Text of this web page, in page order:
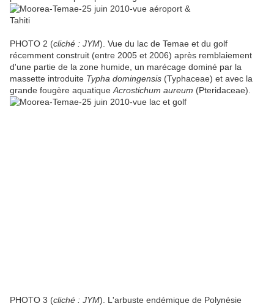
PHOTO 2 (cliché : JYM). Vue du lac de Temae et du golf
récemment construit (entre 2005 et 2006) après remblaiement
d'une partie de la zone humide, un marécage dominé par la
massette introduite Typha domingensis (Typhaceae) et avec la
grande fougère aquatique Acrostichum aureum (Pteridaceae).
PHOTO 3 (cliché : JYM). L'arbuste endémique de Polynésie